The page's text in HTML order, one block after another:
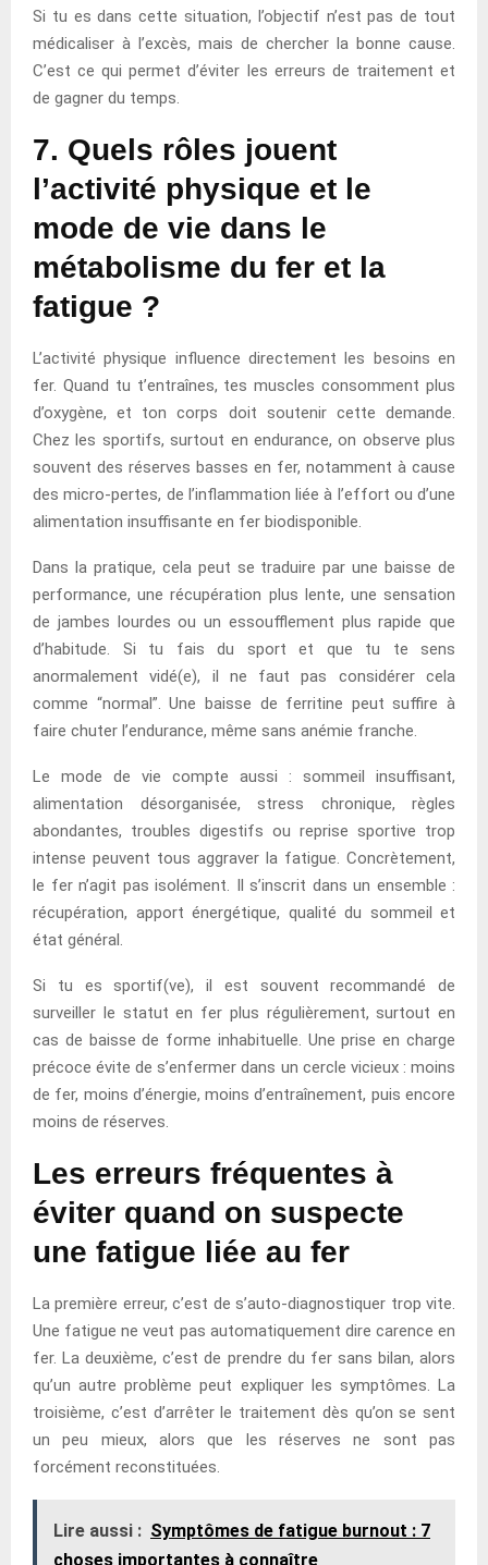
Si tu es dans cette situation, l’objectif n’est pas de tout
médicaliser à l’excès, mais de chercher la bonne cause.
C’est ce qui permet d’éviter les erreurs de traitement et
de gagner du temps.
7. Quels rôles jouent
l’activité physique et le
mode de vie dans le
métabolisme du fer et la
fatigue ?
L’activité physique influence directement les besoins en
fer. Quand tu t’entraînes, tes muscles consomment plus
d’oxygène, et ton corps doit soutenir cette demande.
Chez les sportifs, surtout en endurance, on observe plus
souvent des réserves basses en fer, notamment à cause
des micro-pertes, de l’inflammation liée à l’effort ou d’une
alimentation insuffisante en fer biodisponible.
Dans la pratique, cela peut se traduire par une baisse de
performance, une récupération plus lente, une sensation
de jambes lourdes ou un essoufflement plus rapide que
d’habitude. Si tu fais du sport et que tu te sens
anormalement vidé(e), il ne faut pas considérer cela
comme “normal”. Une baisse de ferritine peut suffire à
faire chuter l’endurance, même sans anémie franche.
Le mode de vie compte aussi : sommeil insuffisant,
alimentation désorganisée, stress chronique, règles
abondantes, troubles digestifs ou reprise sportive trop
intense peuvent tous aggraver la fatigue. Concrètement,
le fer n’agit pas isolément. Il s’inscrit dans un ensemble :
récupération, apport énergétique, qualité du sommeil et
état général.
Si tu es sportif(ve), il est souvent recommandé de
surveiller le statut en fer plus régulièrement, surtout en
cas de baisse de forme inhabituelle. Une prise en charge
précoce évite de s’enfermer dans un cercle vicieux : moins
de fer, moins d’énergie, moins d’entraînement, puis encore
moins de réserves.
Les erreurs fréquentes à
éviter quand on suspecte
une fatigue liée au fer
La première erreur, c’est de s’auto-diagnostiquer trop vite.
Une fatigue ne veut pas automatiquement dire carence en
fer. La deuxième, c’est de prendre du fer sans bilan, alors
qu’un autre problème peut expliquer les symptômes. La
troisième, c’est d’arrêter le traitement dès qu’on se sent
un peu mieux, alors que les réserves ne sont pas
forcément reconstituées.
Lire aussi : Symptômes de fatigue burnout : 7
choses importantes à connaître